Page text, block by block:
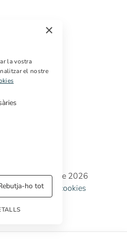
Real Estate 2026
legalPolítica de cookies
×
la vostra
el nostre
ho tot